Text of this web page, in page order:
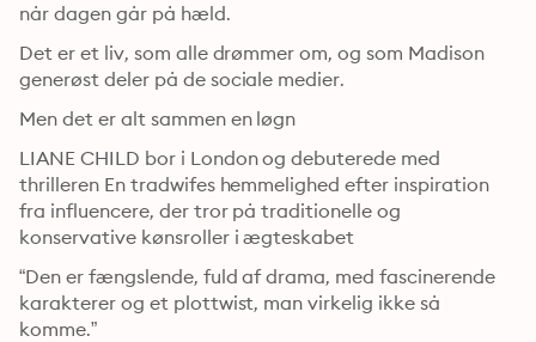
når dagen går på hæld.
Det er et liv, som alle drømmer om, og som Madison
generøst deler på de sociale medier.
Men det er alt sammen en løgn
LIANE CHILD bor i London og debuterede med
thrilleren En tradwifes hemmelighed efter inspiration
fra influencere, der tror på traditionelle og
konservative kønsroller i ægteskabet
“Den er fængslende, fuld af drama, med fascinerende
karakterer og et plottwist, man virkelig ikke så
komme.”